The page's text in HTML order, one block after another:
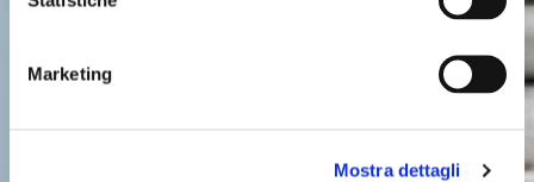
Marketing
Mostra dettagli